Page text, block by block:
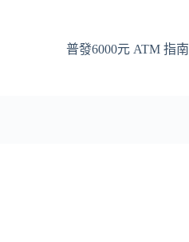
普發6000元 ATM 指南